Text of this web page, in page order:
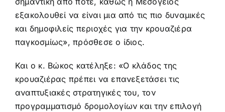
εξακολουθεί να είναι μια από τις πιο δυναμικές
και δημοφιλείς περιοχές για την κρουαζιέρα
παγκοσμίως», πρόσθεσε ο ίδιος.
Και ο κ. Βώκος κατέληξε: «Ο κλάδος της
κρουαζιέρας πρέπει να επανεξετάσει τις
αναπτυξιακές στρατηγικές του, τον
προγραμματισμό δρομολογίων και την επιλογή